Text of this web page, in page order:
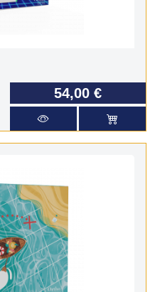
54,00 €